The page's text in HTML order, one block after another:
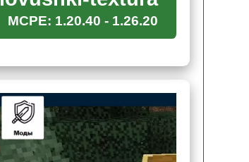
MCPE: 1.20.40 - 1.26.20